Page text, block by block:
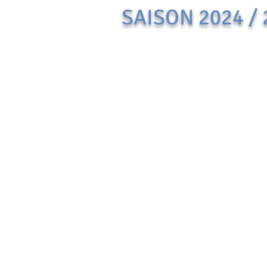
SAISON 2024 /